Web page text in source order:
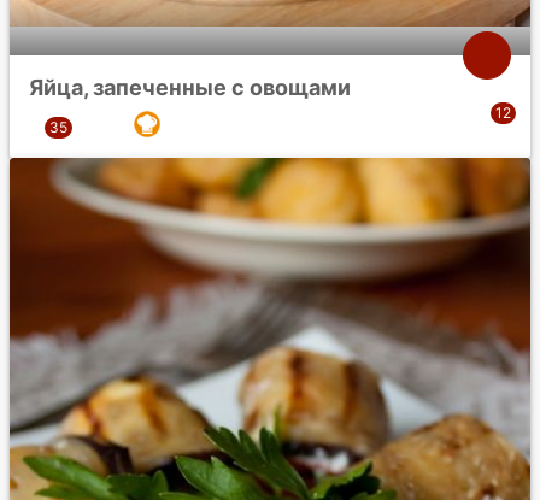
Яйца, запеченные с овощами